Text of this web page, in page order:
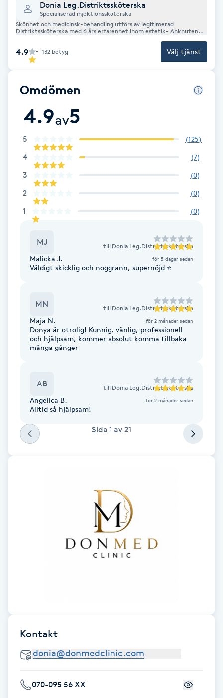
Fotsvamp
Fotvård
Fransar
Fransborttagning
Fransfärgning
Fransförlängning
Fransförlängning Megavolym
Fransförlängning Volym
Fransrengöring
Friskvård
Friskvårdsmassage
Funktionsanalys
Färgning
Föning
Gravidmassage
Gravidyoga
Gua Sha-massage
Donia Leg.Distriktssköterska
Specialiserad injektionssköterska
Skönhet och medicinsk-behandling utförs av legitimerad
Distriktssköterska med 6 års erfarenhet inom estetik- Anknuten
4.9 132 betyg Välj tjänst
Omdömen
4.9av5
5 (125)
4 (7)
3 (0)
2 (0)
1 (0)
MJ till Donia Leg.Distriktssköterska
Malicka J. för 5 dagar sedan
Väldigt skicklig och noggrann, supernöjd ⭐️
MN till Donia Leg.Distriktssköterska
Maja N. för 2 månader sedan
Donya är otrolig! Kunnig, vänlig, professionell
och hjälpsam, kommer absolut komma tillbaka
många gånger
AB till Donia Leg.Distriktssköterska
Angelica B. för 2 månader sedan
Alltid så hjälpsam!
Sida 1 av 21
Kontakt
070-095 56 XX